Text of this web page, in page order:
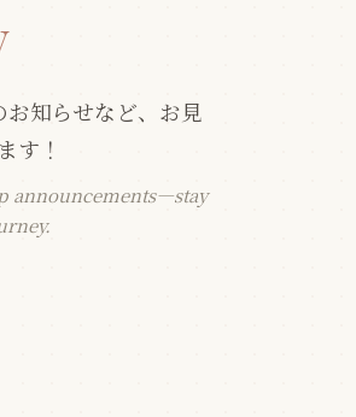
知らせなど、お見
す！
announcements—stay